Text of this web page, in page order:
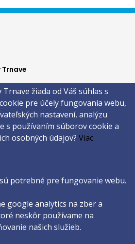
Philosophy and Art · Trnava University
žiada od Váš súhlas s
pre účely fungovania webu,
nastavení, analýzu
s používaním súborov cookie a
osobných údajov?Viac
potrebné pre fungovanie webu.
google analytics na zber a
neskôr používame na
našich služieb.